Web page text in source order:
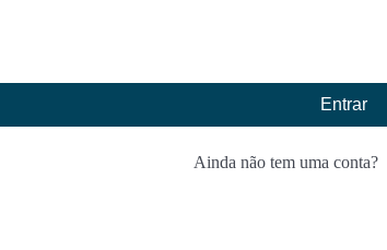
Entrar
Ainda não tem uma conta?